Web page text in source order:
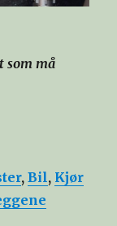
som må
,Bil, Kjør